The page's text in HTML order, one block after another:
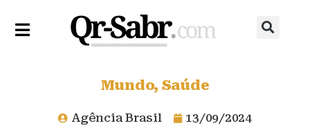
Mundo, Saúde
Agência Brasil 13/09/2024